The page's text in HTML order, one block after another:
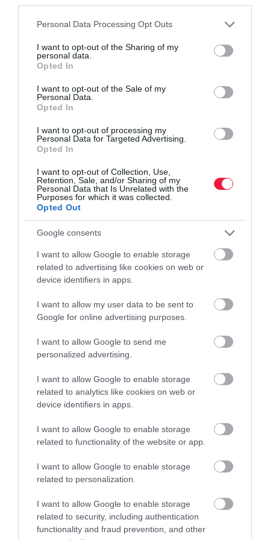
Please note that this website/app uses one or more Google
not limited to your visit or usage behaviour. You may click to
grant or deny consent to Google and its third-party tags to
use your data for below specified purposes in below Google
consent section.
Personal Data Processing Opt Outs
I want to opt-out of the Sharing of my
personal data.
Opted In
I want to opt-out of the Sale of my
Personal Data.
Opted In
I want to opt-out of processing my
Personal Data for Targeted Advertising.
Opted In
I want to opt-out of Collection, Use,
Retention, Sale, and/or Sharing of my
Personal Data that Is Unrelated with the
Purposes for which it was collected.
Opted Out
Google consents
I want to allow Google to enable storage
related to advertising like cookies on web or
device identifiers in apps.
I want to allow my user data to be sent to
Google for online advertising purposes.
I want to allow Google to send me
personalized advertising.
I want to allow Google to enable storage
related to analytics like cookies on web or
device identifiers in apps.
I want to allow Google to enable storage
related to functionality of the website or app.
I want to allow Google to enable storage
related to personalization.
I want to allow Google to enable storage
related to security, including authentication
functionality and fraud prevention, and other
SZOLGÁLTATÁS
Ennyivel drágul a taxizás szombattól Budapesten
hatályba a fővárosi rendelet júniusi módosítása.